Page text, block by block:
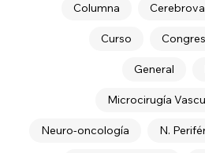
Columna
Curso
General
Microcirugía
N.
Neuro-oncología